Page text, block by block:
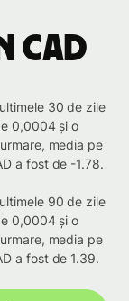
CAD
30 de zile
0,0004 și o
media pe
a fost de -1.78.
90 de zile
0,0004 și o
media pe
a fost de 1.39.